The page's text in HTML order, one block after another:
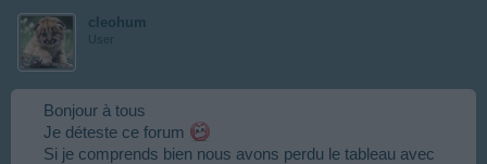
cleohum
User
Bonjour à tous
Je déteste ce forum
Si je comprends bien nous avons perdu le tableau avec